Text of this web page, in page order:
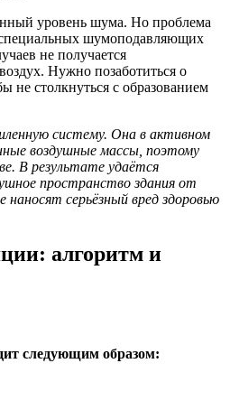
уровень шума. Но проблема
шумоподавляющих
не получается
Нужно позаботиться о
не столкнуться с образованием
систему. Она в активном
воздушные массы, поэтому
В результате удаётся
пространство здания от
серьёзный вред здоровью
алгоритм и
следующим образом: